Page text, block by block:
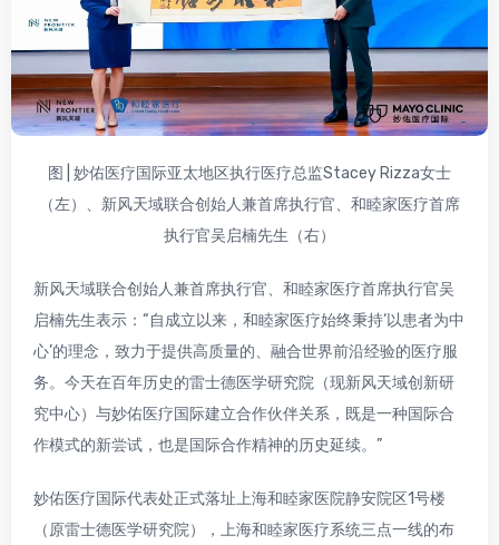
图 | 妙佑医疗国际亚太地区执行医疗总监Stacey Rizza女士
（左）、新风天域联合创始人兼首席执行官、和睦家医疗首席
执行官吴启楠先生（右）
新风天域联合创始人兼首席执行官、和睦家医疗首席执行官吴
启楠先生表示：“自成立以来，和睦家医疗始终秉持‘以患者为中
心’的理念，致力于提供高质量的、融合世界前沿经验的医疗服
务。今天在百年历史的雷士德医学研究院（现新风天域创新研
究中心）与妙佑医疗国际建立合作伙伴关系，既是一种国际合
作模式的新尝试，也是国际合作精神的历史延续。”
妙佑医疗国际代表处正式落址上海和睦家医院静安院区1号楼
（原雷士德医学研究院），上海和睦家医疗系统三点一线的布